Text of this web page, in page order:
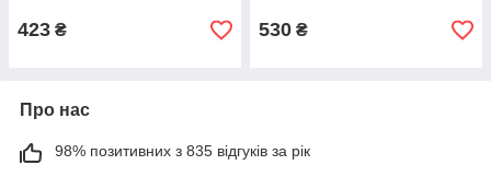
423 ₴ 530 ₴
Про нас
98% позитивних з 835 відгуків за рік